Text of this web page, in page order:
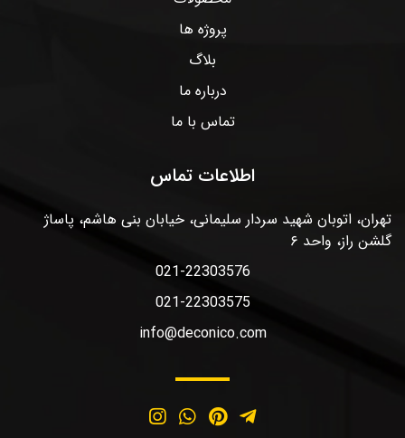
پروژه ها
بلاگ
درباره ما
تماس با ما
اطلاعات تماس
تهران، اتوبان شهید سردار سلیمانی، خیابان بنی هاشم، پاساژ
گلشن راز، واحد ۶
021-22303576
021-22303575
info@deconico.com